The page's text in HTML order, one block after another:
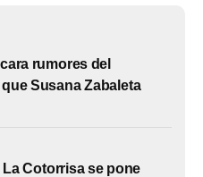
rumores del
Susana Zabaleta
La Cotorrisa se pone